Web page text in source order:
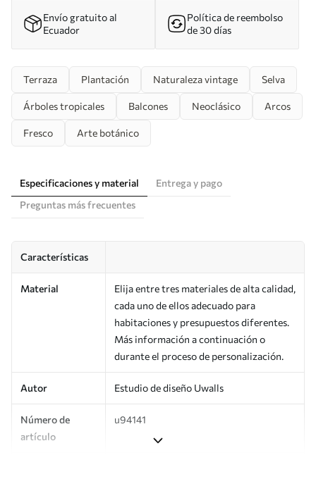
Envío gratuito al
Ecuador
Política de reembolso
de 30 días
Terraza Plantación Naturaleza vintage Selva
Árboles tropicales Balcones Neoclásico Arcos
Fresco Arte botánico
Especificaciones y material
Entrega y pago
Preguntas más frecuentes
Características
Material
Elija entre tres materiales de alta calidad,
cada uno de ellos adecuado para
habitaciones y presupuestos diferentes.
Más información a continuación o
durante el proceso de personalización.
Autor Estudio de diseño Uwalls
Número de
artículo
u94141